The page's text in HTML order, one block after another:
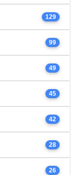
129
99
49
45
42
28
26